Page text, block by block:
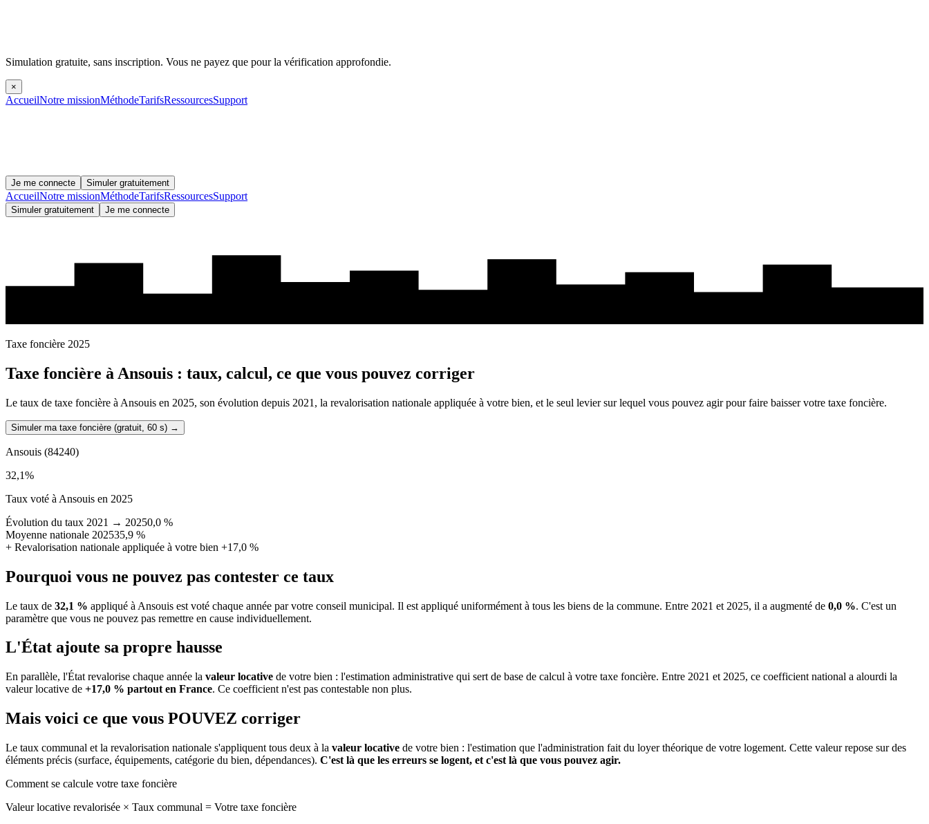
Simulation gratuite, sans inscription. Vous ne payez que pour la vérification approfondie.
×
AccueilNotre missionMéthodeTarifsRessourcesSupport
Je me connecte Simuler gratuitement
AccueilNotre missionMéthodeTarifsRessourcesSupport
Simuler gratuitement Je me connecte
Taxe foncière 2025
Taxe foncière à Ansouis : taux, calcul, ce que vous pouvez corriger
Le taux de taxe foncière à Ansouis en 2025, son évolution depuis 2021, la revalorisation nationale appliquée à votre bien, et le seul levier sur lequel vous pouvez agir pour faire baisser votre taxe foncière.
Simuler ma taxe foncière (gratuit, 60 s) →
Ansouis (84240)
32,1%
Taux voté à Ansouis en 2025
Évolution du taux 2021 → 20250,0 %
Moyenne nationale 202535,9 %
+ Revalorisation nationale appliquée à votre bien +17,0 %
Pourquoi vous ne pouvez pas contester ce taux
Le taux de 32,1 % appliqué à Ansouis est voté chaque année par votre conseil municipal. Il est appliqué uniformément à tous les biens de la commune. Entre 2021 et 2025, il a augmenté de 0,0 %. C'est un
paramètre que vous ne pouvez pas remettre en cause individuellement.
L'État ajoute sa propre hausse
En parallèle, l'État revalorise chaque année la valeur locative de votre bien : l'estimation administrative qui sert de base de calcul à votre taxe foncière. Entre 2021 et 2025, ce coefficient national a alourdi la
valeur locative de +17,0 % partout en France. Ce coefficient n'est pas contestable non plus.
Mais voici ce que vous POUVEZ corriger
Le taux communal et la revalorisation nationale s'appliquent tous deux à la valeur locative de votre bien : l'estimation que l'administration fait du loyer théorique de votre logement. Cette valeur repose sur des
éléments précis (surface, équipements, catégorie du bien, dépendances). C'est là que les erreurs se logent, et c'est là que vous pouvez agir.
Comment se calcule votre taxe foncière
Valeur locative revalorisée × Taux communal = Votre taxe foncière